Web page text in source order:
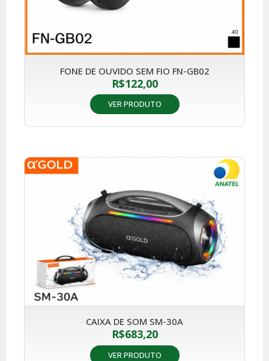
FONE DE OUVIDO SEM FIO FN-GB02
R$122,00
VER PRODUTO
CAIXA DE SOM SM-30A
R$683,20
VER PRODUTO